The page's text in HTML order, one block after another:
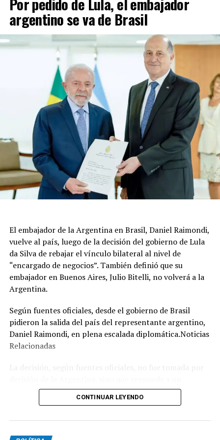
argentino se va de Brasil
El embajador de la Argentina en Brasil, Daniel Raimondi,
vuelve al país, luego de la decisión del gobierno de Lula
da Silva de rebajar el vínculo bilateral al nivel de
“encargado de negocios”. También definió que su
embajador en Buenos Aires, Julio Bitelli, no volverá a la
Argentina.
Según fuentes oficiales, desde el gobierno de Brasil
pidieron la salida del país del representante argentino,
Daniel Raimondi, en plena escalada diplomática.Noticias
Relacionadas
expreso pedido que el canciller de Brasil, Mauro Vieira,
le hizo al diplomático argentino cuando le entregaron la
CONTINUAR LEYENDO